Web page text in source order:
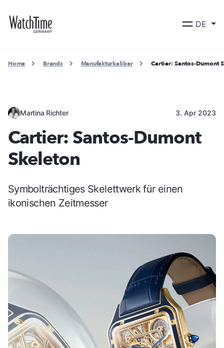
DE
Home Brands Manufakturkaliber Cartier: Santos-Dumont
Martina Richter 3. Apr 2023
Cartier: Santos-Dumont
Skeleton
Symbolträchtiges Skelettwerk für einen
ikonischen Zeitmesser